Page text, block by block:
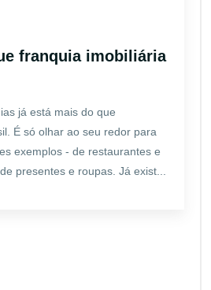
franquia imobiliária
já está mais do que
É só olhar ao seu redor para
exemplos - de restaurantes e
presentes e roupas. Já exist...